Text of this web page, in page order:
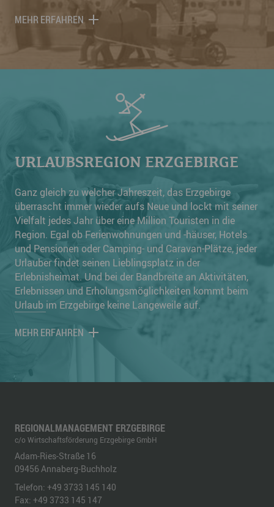
MEHR ERFAHREN
URLAUBSREGION ERZGEBIRGE
Ganz gleich zu welcher Jahreszeit, das Erzgebirge
überrascht immer wieder aufs Neue und lockt mit seiner
Vielfalt jedes Jahr über eine Million Touristen in die
Region. Egal ob Ferienwohnungen und -häuser, Hotels
und Pensionen oder Camping- und Caravan-Plätze, jeder
Urlauber findet seinen Lieblingsplatz in der
Erlebnisheimat. Und bei der Bandbreite an Aktivitäten,
Erlebnissen und Erholungsmöglichkeiten kommt beim
Urlaub im Erzgebirge keine Langeweile auf.
MEHR ERFAHREN
REGIONALMANAGEMENT ERZGEBIRGE
c/o Wirtschaftsförderung Erzgebirge GmbH
Adam-Ries-Straße 16
09456 Annaberg-Buchholz
Telefon: +49 3733 145 140
Fax: +49 3733 145 147